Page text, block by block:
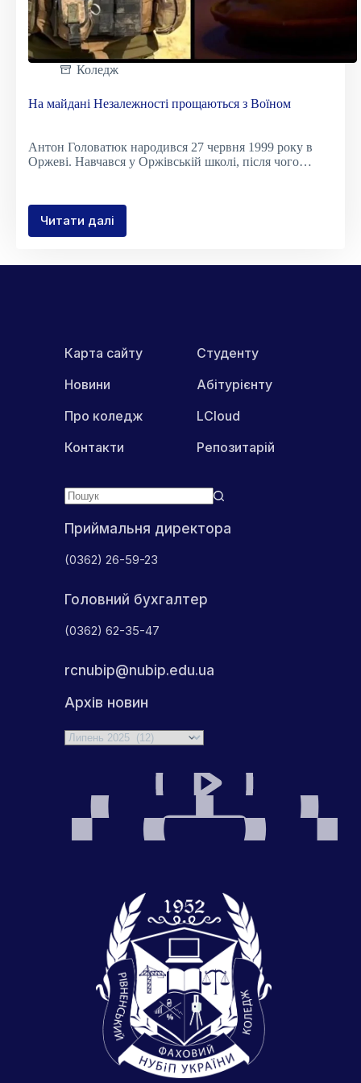
Коледж
На майдані Незалежності прощаються з Воїном
Антон Головатюк народився 27 червня 1999 року в
Оржеві. Навчався у Оржівській школі, після чого…
Читати далі
На
Приймальня директора
(0362) 26-59-23
Головний бухгалтер
(0362) 62-35-47
rcnubip@nubip.edu.ua
Архів новин
Архіви
Карта сайту
Новини
Про коледж
Контакти
Студенту
Абітурієнту
LCloud
Репозитарій